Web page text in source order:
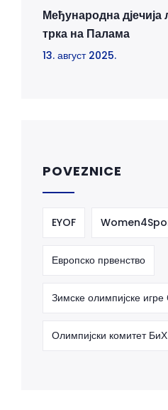
Међународна
трка на Палама
13. август 2025.
POVEZNICE
EYOF
Европско првенство
Зимске олимпијске игре
Олимпијски комитет БиХ